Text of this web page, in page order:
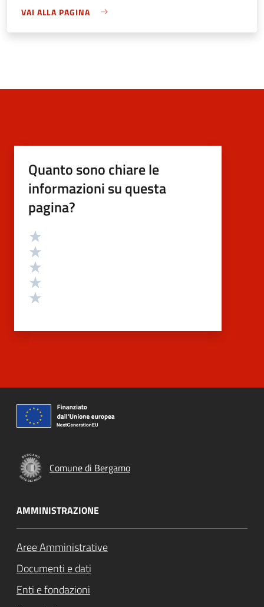
VAI ALLA PAGINA
Quanto sono chiare le
informazioni su questa
pagina?
Valutazione
Comune di Bergamo
AMMINISTRAZIONE
Aree Amministrative
Documenti e dati
Enti e fondazioni